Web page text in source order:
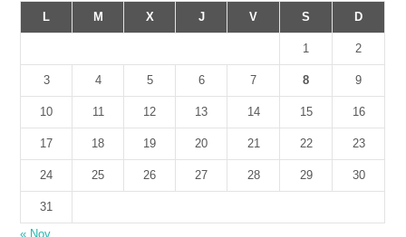
L
M X J V S D
1 2
3 4 5 6 7 8 9
10 11 12 13 14 15 16
17 18 19 20 21 22 23
24 25 26 27 28 29 30
31
« Nov